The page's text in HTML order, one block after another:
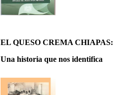
EL QUESO CREMA CHIAPAS:
Una historia que nos identifica